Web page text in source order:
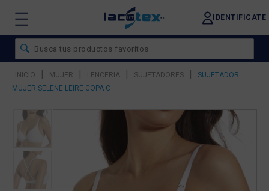
IDENTIFICATE
INICIO | MUJER | LENCERIA | SUJETADORES |
SUJETADOR
MUJER SELENE LEIRE COPA C